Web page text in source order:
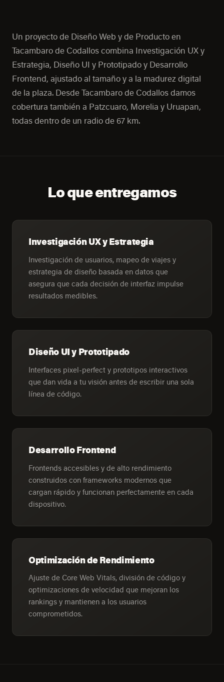
Un proyecto de Diseño Web y de Producto en
Tacambaro de Codallos combina Investigación UX y
Estrategia, Diseño UI y Prototipado y Desarrollo
Frontend, ajustado al tamaño y a la madurez digital
de la plaza. Desde Tacambaro de Codallos damos
cobertura también a Patzcuaro, Morelia y Uruapan,
todas dentro de un radio de 67 km.
Lo que entregamos
Investigación UX y Estrategia
Investigación de usuarios, mapeo de viajes y
estrategia de diseño basada en datos que
asegura que cada decisión de interfaz impulse
resultados medibles.
Diseño UI y Prototipado
Interfaces pixel-perfect y prototipos interactivos
que dan vida a tu visión antes de escribir una sola
línea de código.
Desarrollo Frontend
Frontends accesibles y de alto rendimiento
construidos con frameworks modernos que
cargan rápido y funcionan perfectamente en cada
dispositivo.
Optimización de Rendimiento
Ajuste de Core Web Vitals, división de código y
optimizaciones de velocidad que mejoran los
rankings y mantienen a los usuarios
comprometidos.